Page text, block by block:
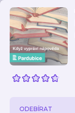
ODEBÍRAT